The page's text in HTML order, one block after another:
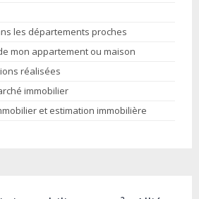
les départements proches
mon appartement ou maison
réalisées
immobilier
et estimation immobilière